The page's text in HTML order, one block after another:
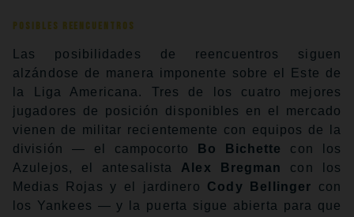
Posibles reencuentros
Las posibilidades de reencuentros siguen
alzándose de manera imponente sobre el Este de
la Liga Americana. Tres de los cuatro mejores
jugadores de posición disponibles en el mercado
vienen de militar recientemente con equipos de la
división — el campocorto
Bo Bichette
con los
Azulejos, el antesalista Alex Bregman
con los
Medias Rojas y el jardinero Cody Bellinger con
los Yankees — y la puerta sigue abierta para que